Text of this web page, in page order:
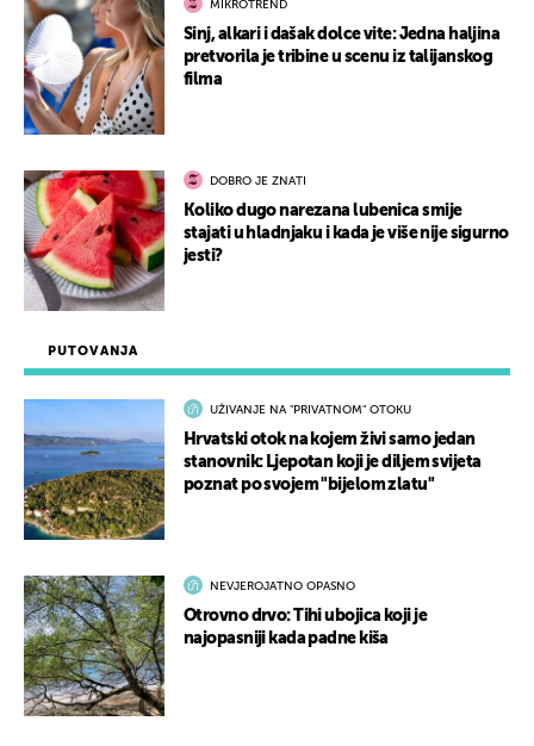
PUTOVANJA
UŽIVANJE NA "PRIVATNOM" OTOKU
Hrvatski otok na kojem živi samo jedan
stanovnik: Ljepotan koji je diljem svijeta
poznat po svojem "bijelom zlatu"
NEVJEROJATNO OPASNO
Otrovno drvo: Tihi ubojica koji je
najopasniji kada padne kiša
MIKROTREND
Sinj, alkari i dašak dolce vite: Jedna haljina
pretvorila je tribine u scenu iz talijanskog
filma
DOBRO JE ZNATI
Koliko dugo narezana lubenica smije
stajati u hladnjaku i kada je više nije sigurno
jesti?